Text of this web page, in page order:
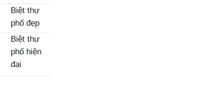
Biệt thự
phố đẹp
Biệt thự
phố hiện
đại